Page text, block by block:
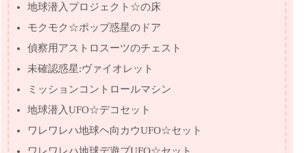
地球潜入プロジェクト☆の床
モクモク☆ポップ惑星のドア
偵察用アストロスーツのチェスト
未確認惑星:ヴァイオレット
ミッションコントロールマシン
地球潜入UFO☆デコセット
ワレワレハ地球ヘ向カウUFO☆セット